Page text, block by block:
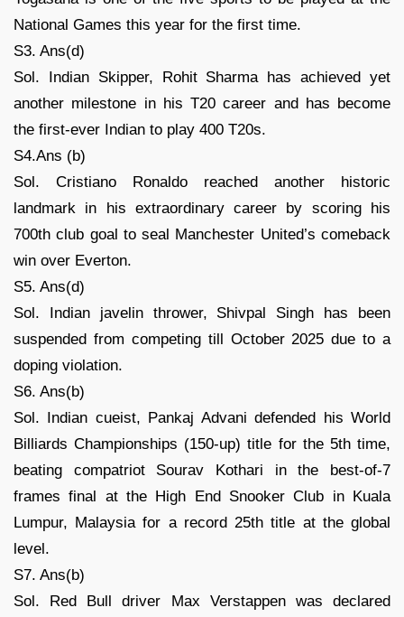
National Games this year for the first time.
S3. Ans(d)
Sol. Indian Skipper, Rohit Sharma has achieved yet
another milestone in his T20 career and has become
the first-ever Indian to play 400 T20s.
S4.Ans (b)
Sol. Cristiano Ronaldo reached another historic
landmark in his extraordinary career by scoring his
700th club goal to seal Manchester United’s comeback
win over Everton.
S5. Ans(d)
Sol. Indian javelin thrower, Shivpal Singh has been
suspended from competing till October 2025 due to a
doping violation.
S6. Ans(b)
Sol. Indian cueist, Pankaj Advani defended his World
Billiards Championships (150-up) title for the 5th time,
beating compatriot Sourav Kothari in the best-of-7
frames final at the High End Snooker Club in Kuala
Lumpur, Malaysia for a record 25th title at the global
level.
S7. Ans(b)
Sol. Red Bull driver Max Verstappen was declared